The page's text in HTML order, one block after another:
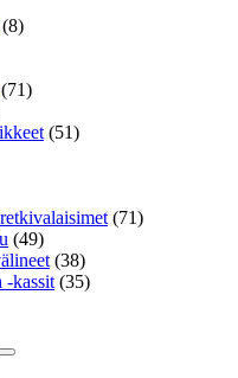
(8)
(71)
(51)
(71)
(49)
(38)
-kassit (35)